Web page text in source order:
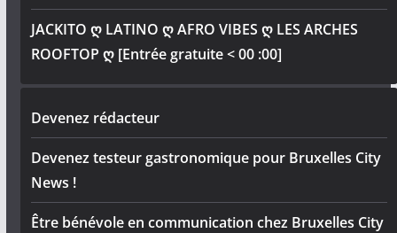
JACKITO ღ LATINO ღ AFRO VIBES ღ LES ARCHES
ROOFTOP ღ [Entrée gratuite < 00 :00]
Devenez rédacteur
Devenez testeur gastronomique pour Bruxelles City
News !
Être bénévole en communication chez Bruxelles City